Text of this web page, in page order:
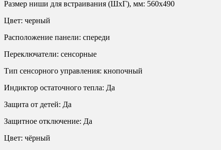
Размер ниши для встраивания (ШхГ), мм: 560x490
Цвет: черный
Расположение панели: спереди
Переключатели: сенсорные
Тип сенсорного управления: кнопочный
Индиктор остаточного тепла: Да
Защита от детей: Да
Защитное отключение: Да
Цвет: чёрный